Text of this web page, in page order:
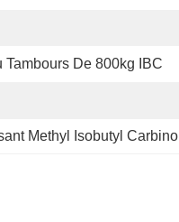
Tambours De 800kg IBC
Methyl Isobutyl Carbinol